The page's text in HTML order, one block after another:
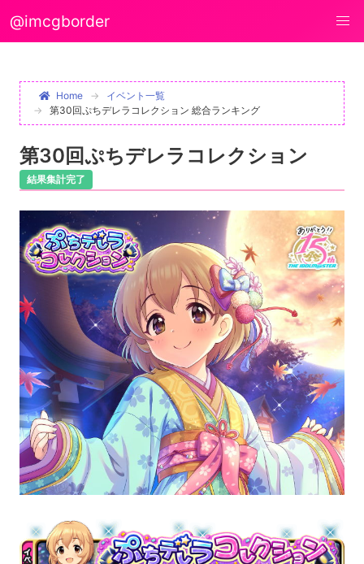
@imcgborder
Home
イベント一覧
第30回ぷちデレラコレクション 総合ランキング
第30回ぷちデレラコレクション
結果集計完了